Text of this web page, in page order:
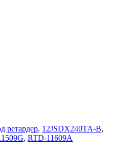
ретардер, 12JSDX240TA-B,
, RTD-11609A